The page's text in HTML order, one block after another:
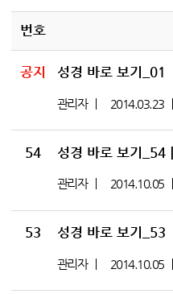
번호
공지 성경 바로 보기_01
관리자 2014.03.23
54 성경 바로 보기_54
관리자 2014.10.05
53 성경 바로 보기_53
관리자 2014.10.05